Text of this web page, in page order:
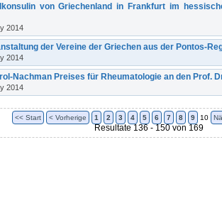
von Griechenland in Frankfurt im
2014
der Vereine der Griechen aus der Pontos-
2014
Nachman Preises für Rheumatologie an den Prof.
2014
<< Start < Vorherige 1 2 3 4 5 6 7 8 9 10
Resultate 136 - 150 von 169